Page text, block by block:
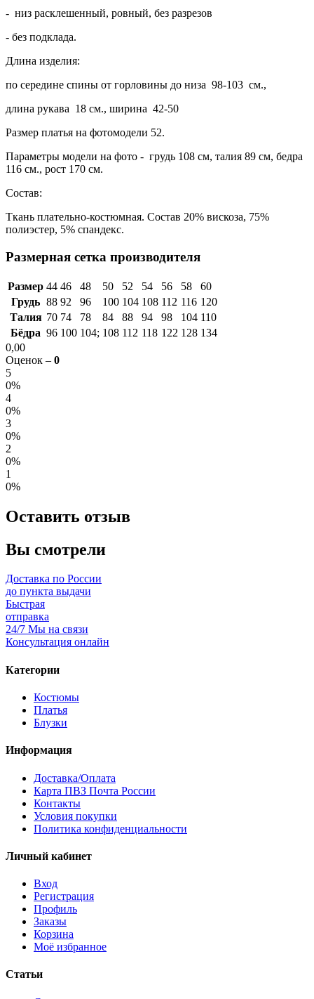
- низ расклешенный, ровный, без разрезов
- без подклада.
Длина изделия:
по середине спины от горловины до низа 98-103 см.,
длина рукава 18 см., ширина 42-50
Размер платья на фотомодели 52.
Параметры модели на фото - грудь 108 см, талия 89 см, бедра
116 см., рост 170 см.
Состав:
Ткань плательно-костюмная. Состав 20% вискоза, 75%
полиэстер, 5% спандекс.
Размерная сетка производителя
Размер 44 46 48 50 52 54 56 58
60
Грудь 88 92 96 100 104 108 112 116 120
Талия 70 74 78 84 88 94 98 104 110
Бёдра 96 100 104; 108 112 118 122 128 134
0,00
Оценок – 0
5
0%
4
0%
3
0%
2
0%
1
0%
Оставить отзыв
Вы смотрели
Доставка по России
до пункта выдачи
Быстрая
отправка
24/7 Мы на связи
Консультация онлайн
Категории
Костюмы
Платья
Блузки
Информация
Доставка/Оплата
Карта ПВЗ Почта России
Контакты
Условия покупки
Политика конфиденциальности
Личный кабинет
Вход
Регистрация
Профиль
Заказы
Корзина
Моё избранное
Статьи